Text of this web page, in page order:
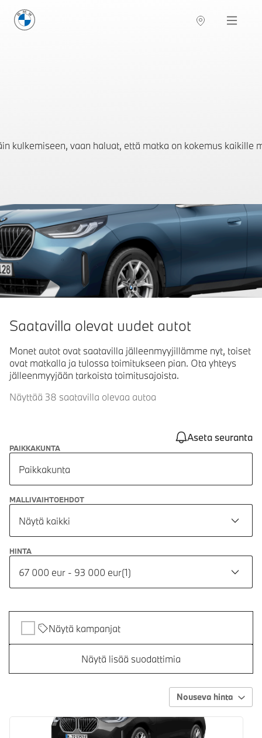
BMW Suomi Navigation
kulkemiseen, vaan haluat, että matka on kokemus kaikille
Saatavilla olevat uudet autot
Monet autot ovat saatavilla jälleenmyyjillämme nyt, toiset
ovat matkalla ja tulossa toimitukseen pian. Ota yhteys
jälleenmyyjään tarkoista toimitusajoista.
Näyttää 38 saatavilla olevaa autoa
Aseta seuranta
PAIKKAKUNTA
Paikkakunta
MALLIVAIHTOEHDOT
Näytä kaikki
HINTA
67 000 eur - 93 000 eur(1)
Näytä kampanjat
Näytä lisää suodattimia
Nouseva hinta